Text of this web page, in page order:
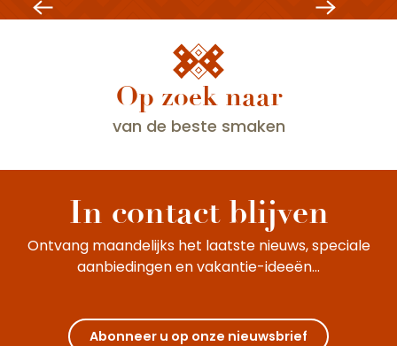
Op zoek naar
van de beste smaken
Beaune en zijn hoogtepunten
Ben je van plan om naar de prachtige stad
Beaune, de hoofdstad van de
gastronomische en wijncultuur...
In contact blijven
Ontvang maandelijks het laatste nieuws, speciale
aanbiedingen en vakantie-ideeën...
Abonneer u op onze nieuwsbrief